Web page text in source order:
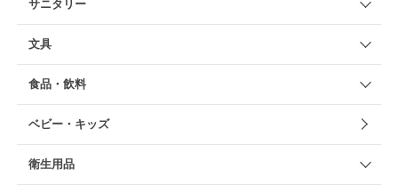
サニタリー
文具
食品・飲料
ベビー・キッズ
衛生用品